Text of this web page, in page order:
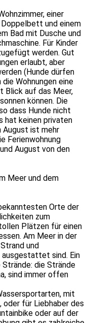
einer
und einem
Bad mit Dusche und
Für Kinder
werden. Gut
erlaubt, aber
(Hunde dürfen
Wohnungen eine
Blick auf das Meer,
können. Die
dass Hunde nicht
hat keinen privaten
August ist mehr
Ferienwohnung
August von den
Meer und dem
Orte der
zum
Plätzen für einen
Am Meer in der
und
sind. Ein
die Strände
sind immer offen
mit
für Liebhaber des
oder auf der